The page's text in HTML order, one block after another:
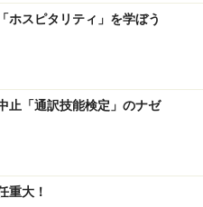
ホスピタリティ」を学ぼう
止「通訳技能検定」のナゼ
重大！